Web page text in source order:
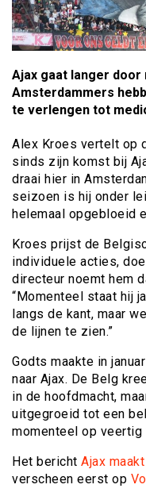
Ajax gaat langer door
Amsterdammers
te verlengen tot
Alex Kroes vertelt op
sinds zijn komst bij
draai hier in
seizoen is hij onder
helemaal opgebloeid
Kroes prijst de
individuele acties,
directeur noemt hem
“Momenteel staat hij
langs de kant, maar
de lijnen te zien.”
Godts maakte in
naar Ajax. De Belg
in de hoofdmacht,
uitgegroeid tot een
momenteel op
Het bericht Ajax
verscheen eerst op